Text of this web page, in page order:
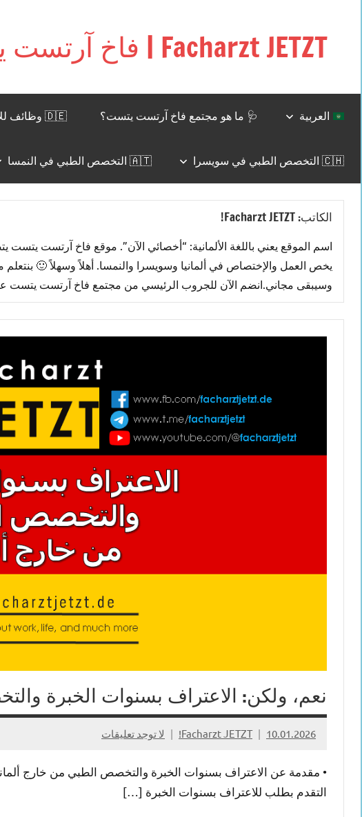
Facharzt JETZT | فاخ آرتست يتست
Free
community
for
doctors
Germany,
Switzerland,
and
Austria
العربية 🩺 ما هو مجتمع فاخ آرتست يتست؟ 🇩🇪 وظائف للأطباء في ألمانيا. اضغط هنا!
🇨🇭 التخصص الطبي في سويسرا 🇦🇹 التخصص الطبي في النمسا
الكاتب: Facharzt JETZT!
يخص العمل والإختصاص في ألمانيا وسويسرا والنمسا. أهلاً وسهلاً 🙂
وسيبقى مجاني.انضم الآن للجروب الرئيسي من مجتمع فاخ آرتست يتست على
نعم، ولكن: الاعتراف بسنوات الخبرة
10.01.2026
Facharzt JETZT! لا توجد تعليقات
• مقدمة عن الاعتراف بسنوات الخبرة والتخصص الطبي من خارج
التقدم بطلب للاعتراف بسنوات الخبرة […]